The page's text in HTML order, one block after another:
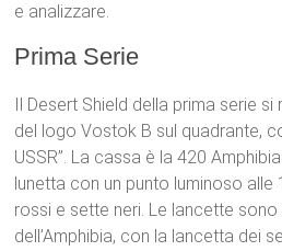
e analizzare.
Prima Serie
Il Desert Shield della prima serie
del logo Vostok B sul quadrante,
USSR”. La cassa è la 420
lunetta con un punto luminoso
rossi e sette neri. Le lancette
dell’Amphibia, con la lancetta dei